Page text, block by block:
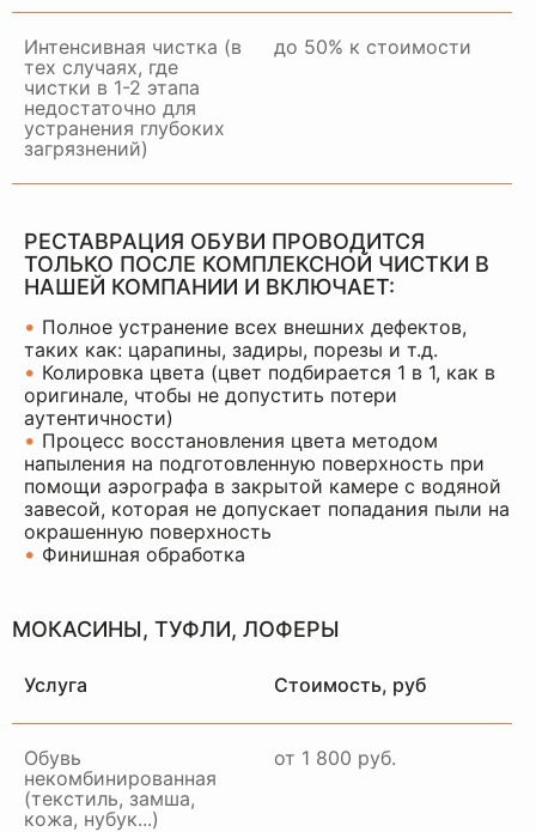
Интенсивная чистка (в
тех случаях, где
чистки в 1-2 этапа
недостаточно для
устранения глубоких
загрязнений)
до 50% к стоимости
РЕСТАВРАЦИЯ ОБУВИ ПРОВОДИТСЯ
ТОЛЬКО ПОСЛЕ КОМПЛЕКСНОЙ ЧИСТКИ В
НАШЕЙ КОМПАНИИ И ВКЛЮЧАЕТ:
• Полное устранение всех внешних дефектов,
таких как: царапины, задиры, порезы и т.д.
• Колировка цвета (цвет подбирается 1 в 1, как в
оригинале, чтобы не допустить потери
аутентичности)
• Процесс восстановления цвета методом
напыления на подготовленную поверхность при
помощи аэрографа в закрытой камере с водяной
завесой, которая не допускает попадания пыли на
окрашенную поверхность
• Финишная обработка
МОКАСИНЫ, ТУФЛИ, ЛОФЕРЫ
Услуга Стоимость, руб
Обувь
некомбинированная
(текстиль, замша,
кожа, нубук...)
от 1 800 руб.